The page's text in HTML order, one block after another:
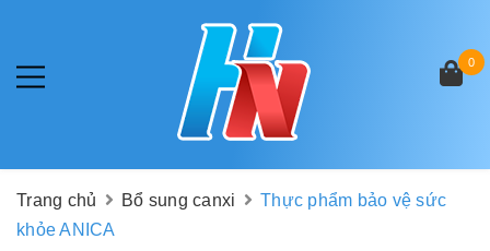
0
Trang chủ Bổ sung canxi
Thực phẩm bảo vệ sức
khỏe ANICA